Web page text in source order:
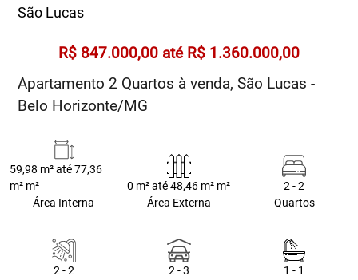
São Lucas
R$ 847.000,00 até R$ 1.360.000,00
Apartamento 2 Quartos à venda, São Lucas -
Belo Horizonte/MG
59,98 m² até 77,36
m² m²
Área Interna
0 m² até 48,46 m² m²
Área Externa
2 - 2
Quartos
2 - 2
2 - 3
1 - 1